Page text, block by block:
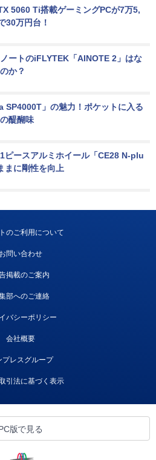
5060 Ti搭載ゲーミングPCが7万5,
30万円台！
ートのiFLYTEK「AINOTE 2」はな
か？
SP4000T」の魅力！ポケットに入る
醍醐味
ピースアルミホイール「CE28 N-plu
まに剛性を向上
のご利用について
お問い合わせ
掲載のご案内
部へのご連絡
バシーポリシー
会社概要
プレスグループ
引法に基づく表示
版で見る